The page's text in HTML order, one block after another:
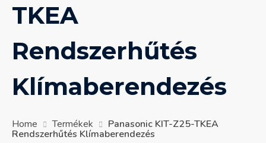
TKEA
Rendszerhűtés
Klímaberendezés
Home Termékek Panasonic KIT-Z25-TKEA
Rendszerhűtés Klímaberendezés